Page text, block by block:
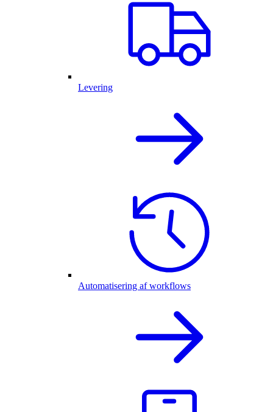
Levering
Automatisering af workflows